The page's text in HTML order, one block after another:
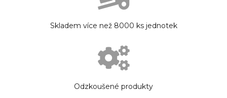
Skladem více než 8000 ks jednotek
Odzkoušené produkty